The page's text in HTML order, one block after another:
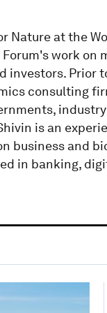
Nature at the
Forum's work
investors.
consulting
is an
business and
in banking,